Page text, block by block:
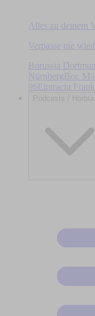
Alles zu deinem
Verpasse nie
Borussia
Nürnberg Bor.
96Eintracht
Podcasts /